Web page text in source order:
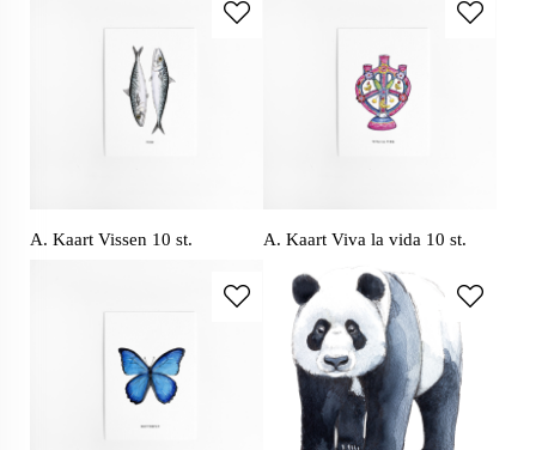
A. Kaart Vissen 10 st. A. Kaart Viva la vida 10 st.